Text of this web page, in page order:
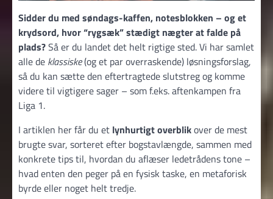
Sidder du med søndags-kaffen, notesblokken – og et
krydsord, hvor “rygsæk” stædigt nægter at falde på
plads?Så er du landet det helt rigtige sted. Vi har samlet
alle de klassiske(og et par overraskende) løsningsforslag,
så du kan sætte den eftertragtede slutstreg og komme
videre til vigtigere sager – som f.eks. aftenkampen fra
Liga 1.
I artiklen her får du et lynhurtigt overblikover de mest
brugte svar, sorteret efter bogstavlængde, sammen med
konkrete tips til, hvordan du aflæser ledetrådens tone –
hvad enten den peger på en fysisk taske, en metaforisk
byrde eller noget helt tredje.